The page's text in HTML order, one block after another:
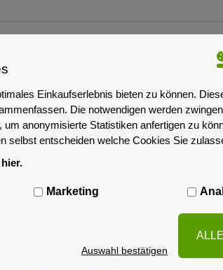
Einkaufserlebnis bieten zu können.
Die notwendigen werden
anonymisierte Statistiken anfertigen zu
selbst entscheiden welche Cookies Sie
hier.
Marketing
Auswahl bestätigen